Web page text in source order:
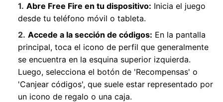
Abre Free Fire en tu dispositivo: Inicia el juego
desde tu teléfono móvil o tableta.
Accede a la sección de códigos: En la pantalla
principal, toca el icono de perfil que generalmente
se encuentra en la esquina superior izquierda.
Luego, selecciona el botón de 'Recompensas' o
'Canjear códigos', que suele estar representado por
un icono de regalo o una caja.